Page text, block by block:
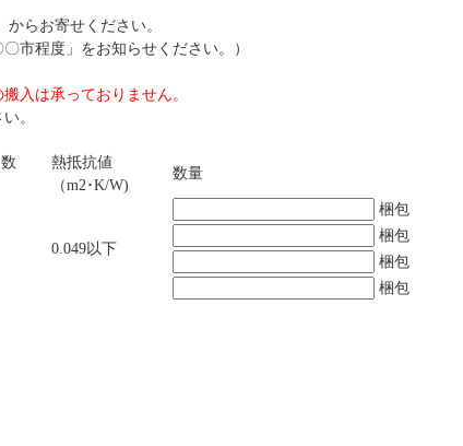
からお寄せください。
市程度」をお知らせください。）
入は承っておりません。
。
熱抵抗値
（m2･K/W)
数量
0.049以下
梱包
梱包
梱包
梱包